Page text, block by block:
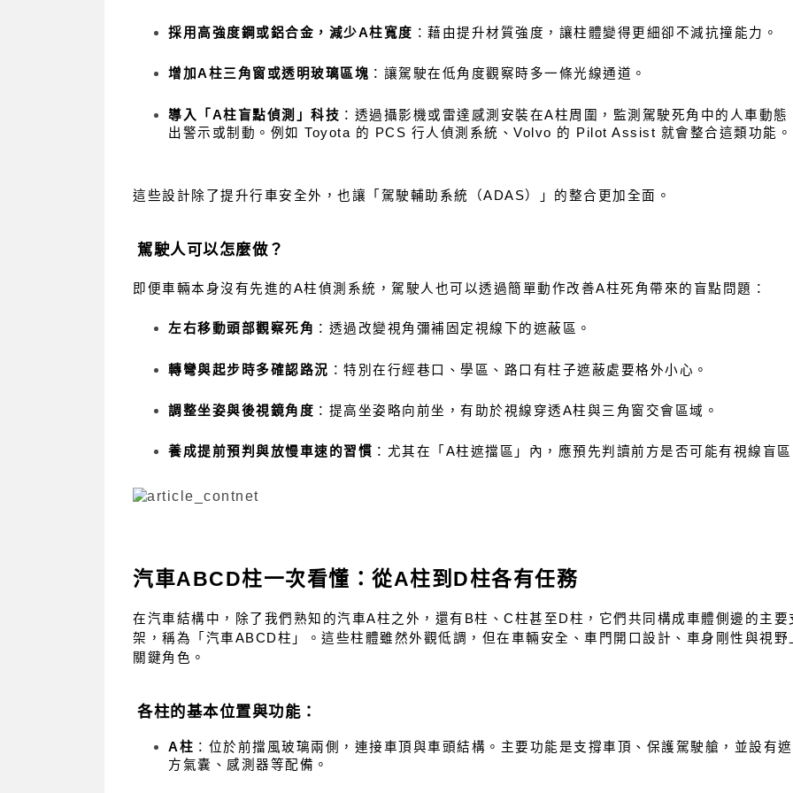
採用高強度鋼或鋁合金，減少A柱寬度 ：藉由提升材質強度，讓柱體變得更細卻不減抗撞能力。
增加A柱三角窗或透明玻璃區塊 ：讓駕駛在低角度觀察時多一條光線通道。
導入「A柱盲點偵測」科技 ：透過攝影機或雷達感測安裝在A柱周圍，監測駕駛死角中的人車動態
出警示或制動。例如 Toyota 的 PCS 行人偵測系統、Volvo 的 Pilot Assist 就會整合這類功能。
這些設計除了提升行車安全外，也讓「駕駛輔助系統（ADAS）」的整合更加全面。
駕駛人可以怎麼做？
即便車輛本身沒有先進的A柱偵測系統，駕駛人也可以透過簡單動作改善A柱死角帶來的盲點問題：
左右移動頭部觀察死角 ：透過改變視角彌補固定視線下的遮蔽區。
轉彎與起步時多確認路況 ：特別在行經巷口、學區、路口有柱子遮蔽處要格外小心。
調整坐姿與後視鏡角度 ：提高坐姿略向前坐，有助於視線穿透A柱與三角窗交會區域。
養成提前預判與放慢車速的習慣 ：尤其在「A柱遮擋區」內，應預先判讀前方是否可能有視線盲區
汽車ABCD柱一次看懂：從A柱到D柱各有任務
在汽車結構中，除了我們熟知的汽車A柱之外，還有B柱、C柱甚至D柱，它們共同構成車體側邊的主要
架，稱為「汽車ABCD柱」。這些柱體雖然外觀低調，但在車輛安全、車門開口設計、車身剛性與視野
關鍵角色。
各柱的基本位置與功能：
A柱 ：位於前擋風玻璃兩側，連接車頂與車頭結構。主要功能是支撐車頂、保護駕駛艙，並設有
方氣囊、感測器等配備。